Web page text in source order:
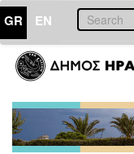
GR EN
ΔΗΜΟΣ
Υπηρεσίες
Φορείς